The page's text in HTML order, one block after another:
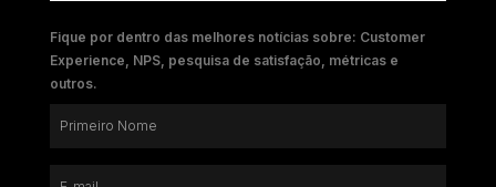
Fique por dentro das melhores notícias sobre: Customer
Experience, NPS, pesquisa de satisfação, métricas e
outros.